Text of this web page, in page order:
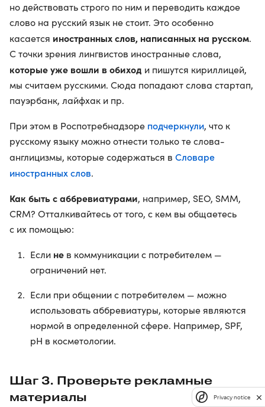
но действовать строго по ним и переводить каждое
слово на русский язык не стоит. Это особенно
касается иностранных слов, написанных на русском.
С точки зрения лингвистов иностранные слова,
которые уже вошли в обиход и пишутся кириллицей,
мы считаем русскими. Сюда попадают слова стартап,
пауэрбанк, лайфхак и пр.
При этом в Роспотребнадзоре подчеркнули, что к
русскому языку можно отнести только те слова-
англицизмы, которые содержаться в Словаре
иностранных слов.
Как быть с аббревиатурами, например, SEO, SMM,
CRM? Отталкивайтесь от того, с кем вы общаетесь
с их помощью:
Если не в коммуникации с потребителем —
ограничений нет.
Если при общении с потребителем — можно
использовать аббревиатуры, которые являются
нормой в определенной сфере. Например, SPF,
pH в косметологии.
Шаг 3. Проверьте рекламные
материалы
Privacy notice